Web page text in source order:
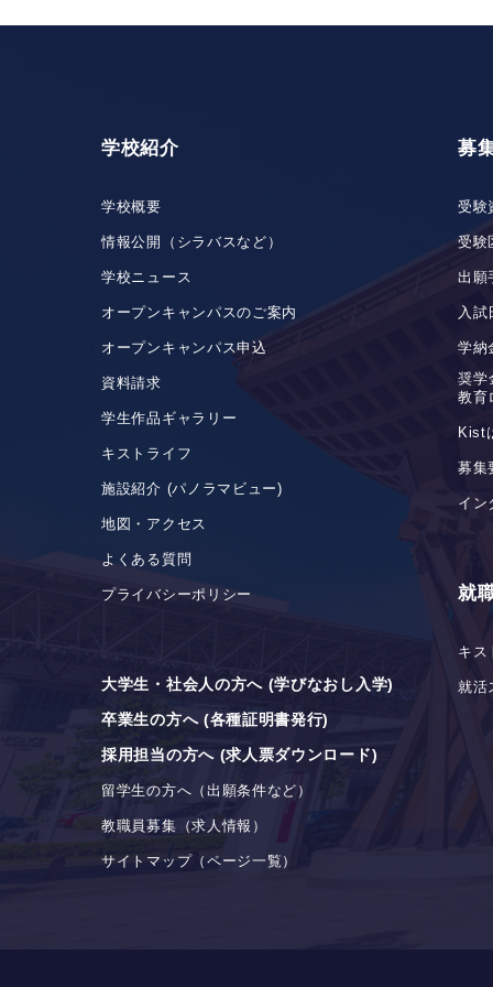
学校紹介
学校概要
情報公開（シラバスなど）
学校ニュース
オープンキャンパスのご案内
オープンキャンパス申込
資料請求
学生作品ギャラリー
キストライフ
施設紹介 (パノラマビュー)
地図・アクセス
よくある質問
プライバシーポリシー
大学生・社会人の方へ (学びなおし入学)
卒業生の方へ (各種証明書発行)
採用担当の方へ (求人票ダウンロード)
留学生の方へ（出願条件など）
教職員募集（求人情報）
サイトマップ（ページ一覧）
募
受験
受験
出願
入試
学納
奨学
教育
Kist
募集
イン
就
キス
就活